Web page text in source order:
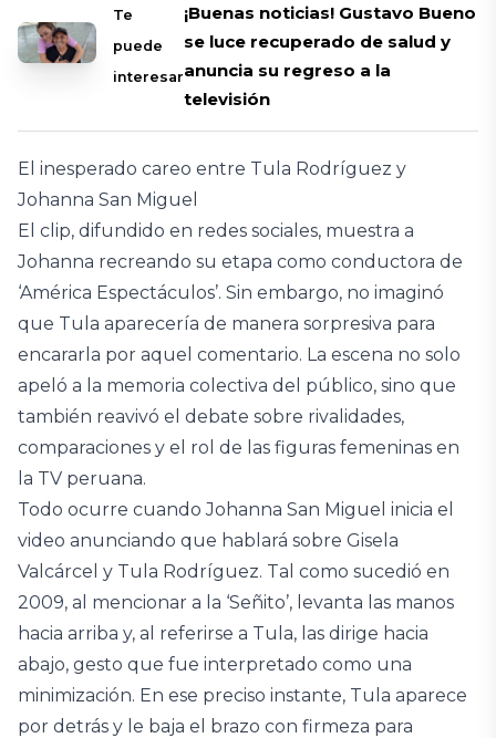
Te
puede
interesar
¡Buenas noticias! Gustavo Bueno
se luce recuperado de salud y
anuncia su regreso a la
televisión
El inesperado careo entre Tula Rodríguez y
Johanna San Miguel
El clip, difundido en redes sociales, muestra a
Johanna recreando su etapa como conductora de
‘América Espectáculos’. Sin embargo, no imaginó
que Tula aparecería de manera sorpresiva para
encararla por aquel comentario. La escena no solo
apeló a la memoria colectiva del público, sino que
también reavivó el debate sobre rivalidades,
comparaciones y el rol de las figuras femeninas en
la TV peruana.
Todo ocurre cuando Johanna San Miguel inicia el
video anunciando que hablará sobre Gisela
Valcárcel y Tula Rodríguez. Tal como sucedió en
2009, al mencionar a la ‘Señito’, levanta las manos
hacia arriba y, al referirse a Tula, las dirige hacia
abajo, gesto que fue interpretado como una
minimización. En ese preciso instante, Tula aparece
por detrás y le baja el brazo con firmeza para